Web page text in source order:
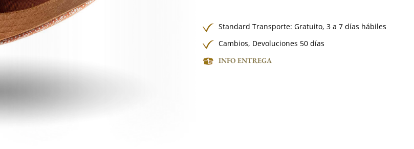
Standard Transporte:Gratuito,3 a 7 días hábiles
Cambios, Devoluciones 50 días
INFO ENTREGA